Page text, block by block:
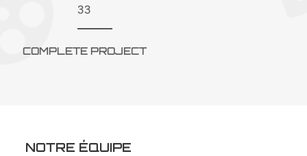
33
COMPLETE PROJECT
NOTRE ÉQUIPE